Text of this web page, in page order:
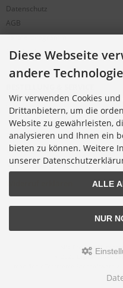
Datenschutz
AGB
Partnerprogramm
Cookie Einstellungen
Versandkosten
Alternative Bestellwege
Sicher Einkaufen
Widerrufsrecht
Muster-Widerrufsformular
Alle Preise inkl.
© 2026
Diese Webseite
andere
Wir verwenden Cookies
Drittanbietern, um die
Website zu gewährleisten,
analysieren und Ihnen ein
bieten zu können. Weitere
unserer
ALLE
NUR